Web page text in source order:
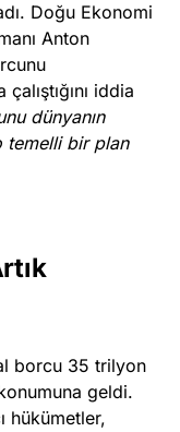
Doğu Ekonomi
Anton
iddia
dünyanın
temelli bir plan
borcu 35 trilyon
geldi.
hükümetler,